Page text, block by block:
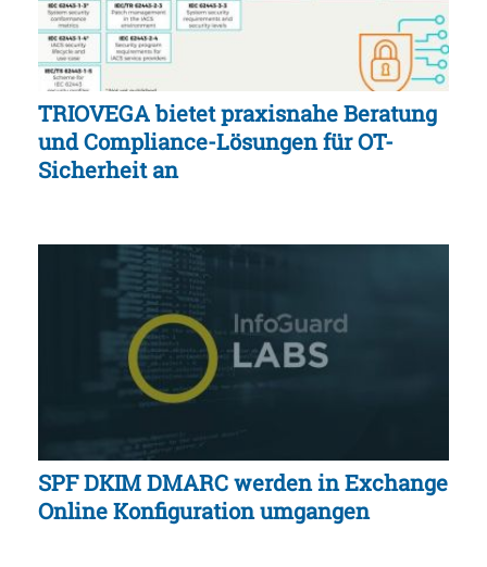
TRIOVEGA bietet praxisnahe Beratung
und Compliance-Lösungen für OT-
Sicherheit an
SPF DKIM DMARC werden in Exchange
Online Konfiguration umgangen